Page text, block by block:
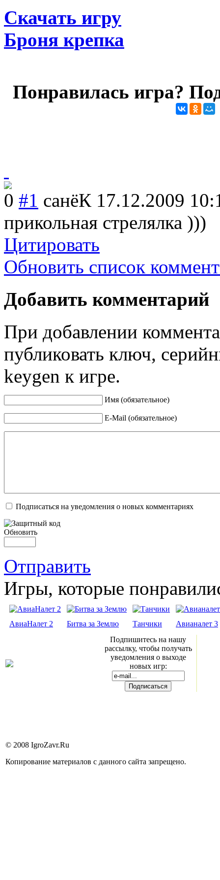
Скачать игру
Броня крепка
Понравилась игра?
0 #1 санёК 17.12.2009
прикольная стрелялка )))
Цитировать
Обновить список
Добавить комментарий
При добавлении
публиковать ключ,
keygen к игре.
Имя (обязательное)
E-Mail (обязательное)
Подписаться на уведомления о новых комментариях
Обновить
Отправить
Игры, которые
АвиаНалет 2 Битва за Землю Танчики
Авианалет 3
Подпишитесь на нашу
рассылку, чтобы получать
уведомления о выходе
новых игр:
© 2008 IgroZavr.Ru
Копирование материалов с данного сайта запрещено.